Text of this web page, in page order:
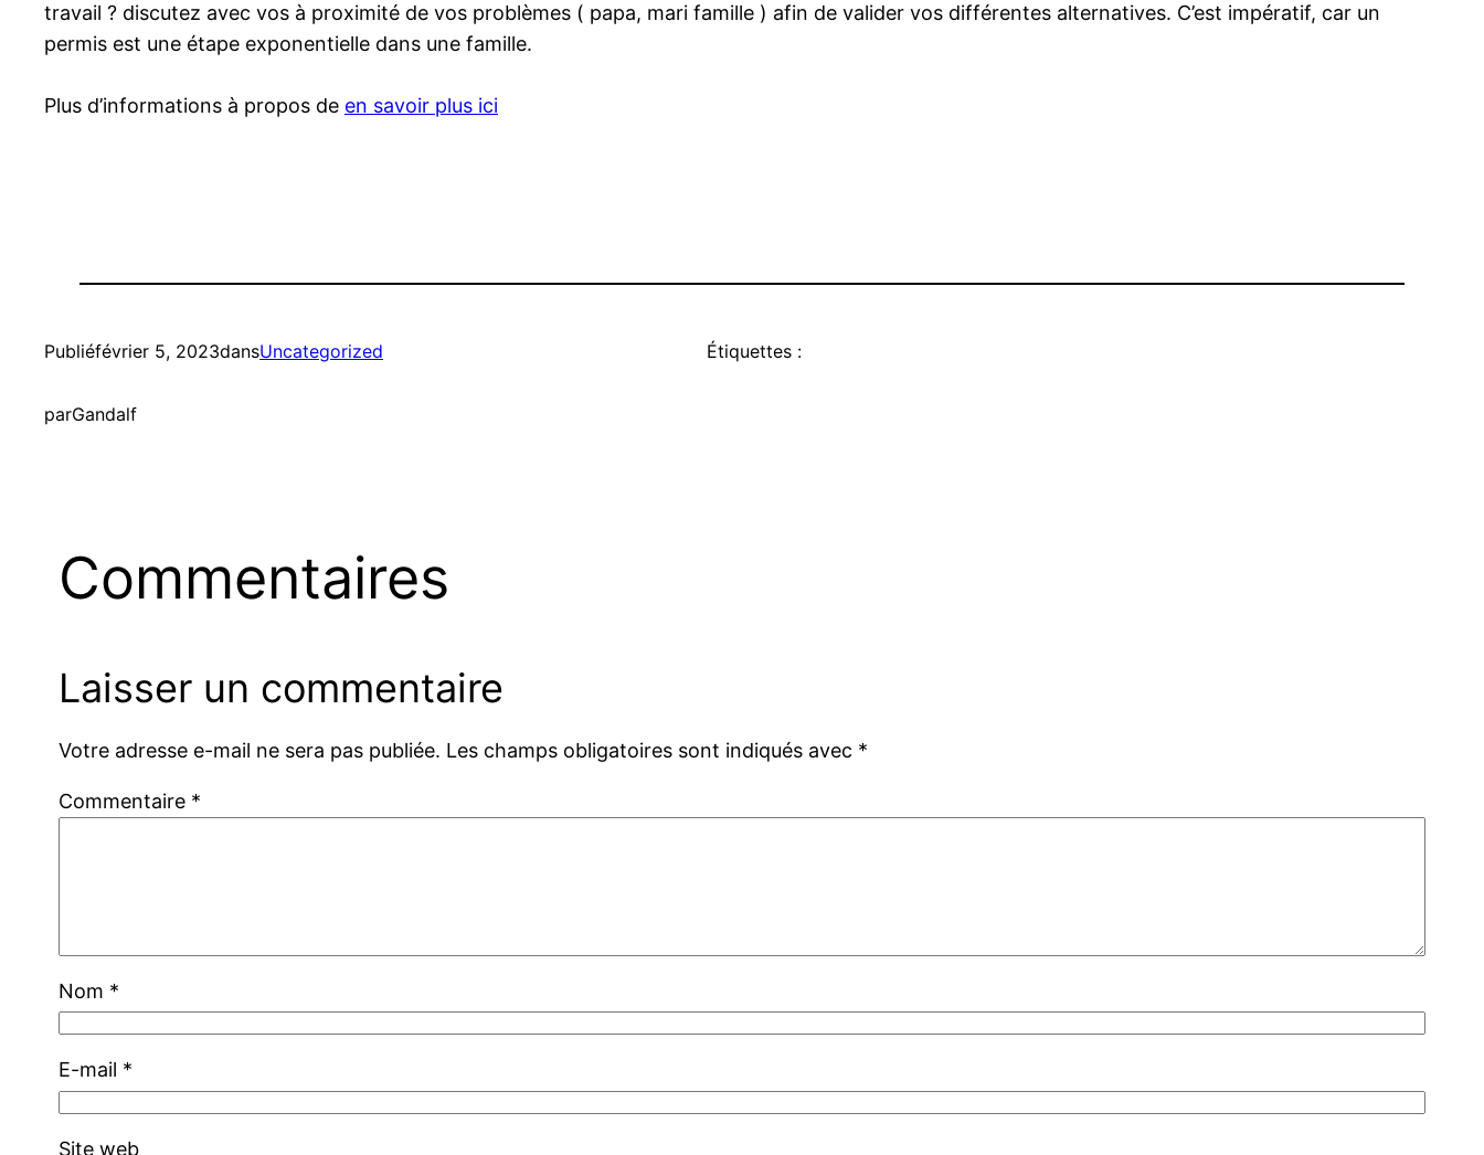
travail ? discutez avec vos à proximité de vos problèmes ( papa, mari famille ) afin de valider vos différentes alternatives. C’est impératif, car un
permis est une étape exponentielle dans une famille.
Plus d’informations à propos de en savoir plus ici
Publiéfévrier 5, 2023dansUncategorized
parGandalf
Étiquettes :
Commentaires
Laisser un commentaire
Votre adresse e-mail ne sera pas publiée. Les champs obligatoires sont indiqués avec *
Commentaire *
Nom *
E-mail *
Site web